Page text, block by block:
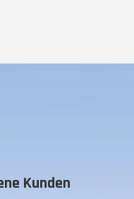
Kunden